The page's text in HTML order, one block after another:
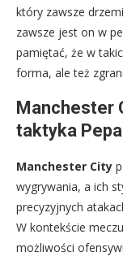
który zawsze
zawsze jest on w
pamiętać, że w
forma, ale też
Manchester
taktyka
Manchester City
wygrywania, a ich
precyzyjnych
W kontekście
możliwości